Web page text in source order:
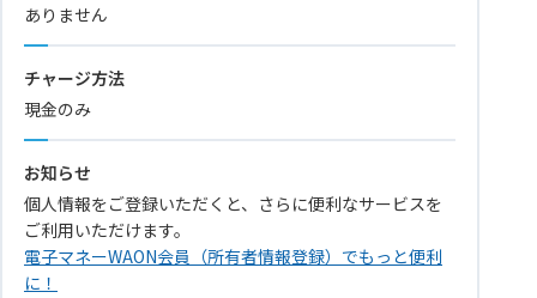
ありません
チャージ方法
現金のみ
お知らせ
個人情報をご登録いただくと、さらに便利なサービスを
ご利用いただけます。
電子マネーWAON会員（所有者情報登録）でもっと便利
に！